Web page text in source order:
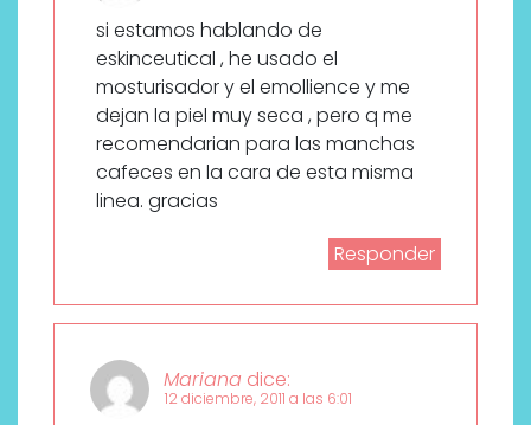
si estamos hablando de
eskinceutical , he usado el
mosturisador y el emollience y me
dejan la piel muy seca , pero q me
recomendarian para las manchas
cafeces en la cara de esta misma
linea. gracias
Responder
Mariana dice:
12 diciembre, 2011 a las 6:01